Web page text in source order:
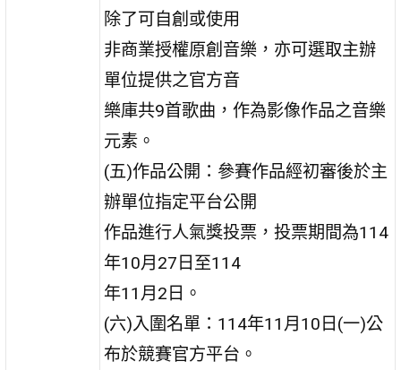
除了可自創或使用
非商業授權原創音樂，亦可選取主辦
單位提供之官方音
樂庫共9首歌曲，作為影像作品之音樂
元素。
(五)作品公開：參賽作品經初審後於主
辦單位指定平台公開
作品進行人氣獎投票，投票期間為114
年10月27日至114
年11月2日。
(六)入圍名單：114年11月10日(一)公
布於競賽官方平台。